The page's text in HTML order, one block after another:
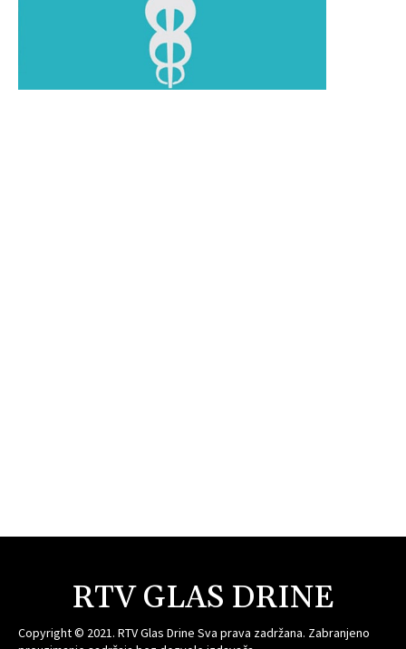
RTV GLAS DRINE
Copyright © 2021. RTV Glas Drine Sva prava zadržana. Zabranjeno